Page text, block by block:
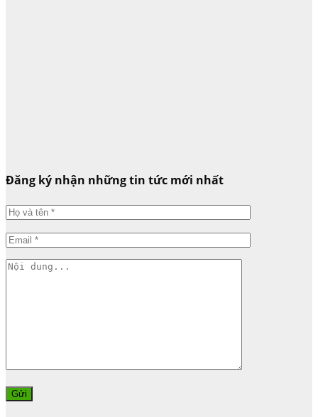
Đăng ký nhận những tin tức mới nhất